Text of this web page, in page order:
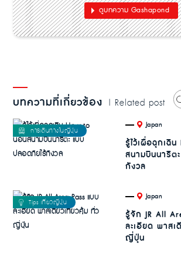
ดูบทความ Gashapond
บทความที่เกี่ยวข้อง | Related post
. Japan
รู้ไว้เผื่อฉุกเฉิ
สนามบินนาริต
กังวล
. Japan
รู้จัก JR All
ละเอียด พาสเ
ญี่ปุ่น